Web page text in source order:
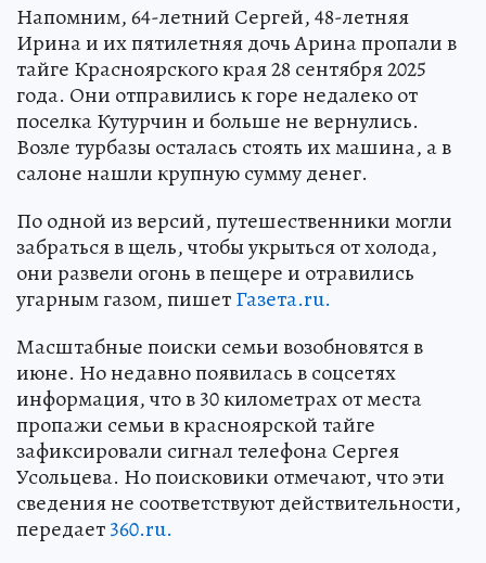
Напомним, 64-летний Сергей, 48-летняя
Ирина и их пятилетняя дочь Арина пропали в
тайге Красноярского края 28 сентября 2025
года. Они отправились к горе недалеко от
поселка Кутурчин и больше не вернулись.
Возле турбазы осталась стоять их машина, а в
салоне нашли крупную сумму денег.
По одной из версий, путешественники могли
забраться в щель, чтобы укрыться от холода,
они развели огонь в пещере и отравились
угарным газом, пишетГазета.ru.
Масштабные поиски семьи возобновятся в
июне. Но недавно появилась в соцсетях
информация, что в 30 километрах от места
пропажи семьи в красноярской тайге
зафиксировали сигнал телефона Сергея
Усольцева. Но поисковики отмечают, что эти
сведения не соответствуют действительности,
передает360.ru.